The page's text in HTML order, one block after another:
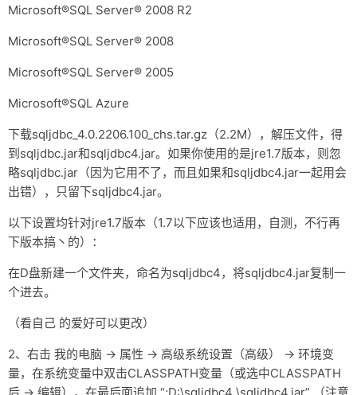
Microsoft®SQL Server® 2008 R2
Microsoft®SQL Server® 2008
Microsoft®SQL Server® 2005
Microsoft®SQL Azure
下载sqljdbc_4.0.2206.100_chs.tar.gz（2.2M），解压文件，得
到sqljdbc.jar和sqljdbc4.jar。如果你使用的是jre1.7版本，则忽
略sqljdbc.jar（因为它用不了，而且如果和sqljdbc4.jar一起用会
出错），只留下sqljdbc4.jar。
以下设置均针对jre1.7版本（1.7以下应该也适用，自测，不行再
下版本搞丶的）：
在D盘新建一个文件夹，命名为sqljdbc4，将sqljdbc4.jar复制一
个进去。
（看自己 的爱好可以更改）
2、右击 我的电脑 → 属性 → 高级系统设置（高级） → 环境变
量，在系统变量中双击CLASSPATH变量（或选中CLASSPATH